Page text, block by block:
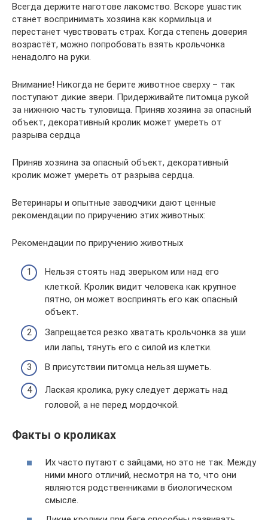
Всегда держите наготове лакомство. Вскоре ушастик
станет воспринимать хозяина как кормильца и
перестанет чувствовать страх. Когда степень доверия
возрастёт, можно попробовать взять крольчонка
ненадолго на руки.
Внимание! Никогда не берите животное сверху – так
поступают дикие звери. Придерживайте питомца рукой
за нижнюю часть туловища. Приняв хозяина за опасный
объект, декоративный кролик может умереть от
разрыва сердца
Приняв хозяина за опасный объект, декоративный
кролик может умереть от разрыва сердца.
Ветеринары и опытные заводчики дают ценные
рекомендации по приручению этих животных:
Рекомендации по приручению животных
Нельзя стоять над зверьком или над его
клеткой. Кролик видит человека как крупное
пятно, он может воспринять его как опасный
объект.
Запрещается резко хватать крольчонка за уши
или лапы, тянуть его с силой из клетки.
В присутствии питомца нельзя шуметь.
Лаская кролика, руку следует держать над
головой, а не перед мордочкой.
Факты о кроликах
Их часто путают с зайцами, но это не так. Между
ними много отличий, несмотря на то, что они
являются родственниками в биологическом
смысле.